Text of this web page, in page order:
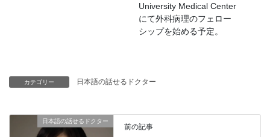
University Medical Center
にて外科病理のフェロー
シップを始める予定。
カテゴリー 日本語の話せるドクター
日本語の話せるドクター
前の記事